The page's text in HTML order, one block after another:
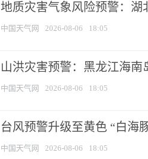
地质灾害气象风险预警：湖
中国天气网 2026-08-06 18:05
山洪灾害预警：黑龙江海
中国天气网 2026-08-06 18:05
台风预警升级至黄色 “白海
中国天气网 2026-08-06 18:05